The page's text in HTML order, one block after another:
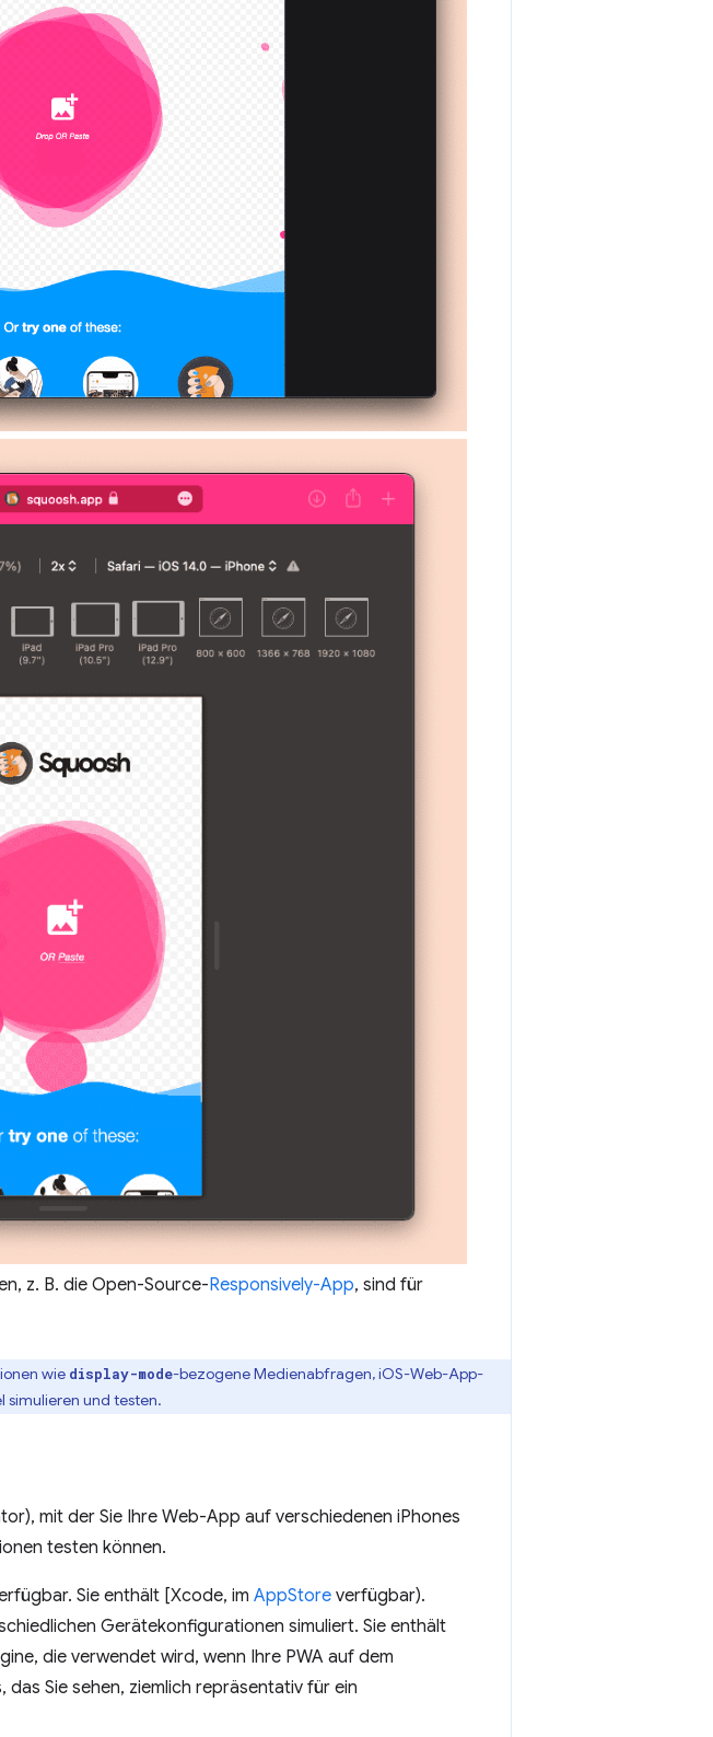
z. B. die Open-Source-Responsively-App, sind für
wie display-mode-bezogene Medienabfragen, iOS-Web-App-
simulieren und testen.
mit der Sie Ihre Web-App auf verschiedenen iPhones
testen können.
Sie enthält [Xcode, im AppStore verfügbar).
Gerätekonfigurationen simuliert. Sie enthält
die verwendet wird, wenn Ihre PWA auf dem
Sie sehen, ziemlich repräsentativ für ein